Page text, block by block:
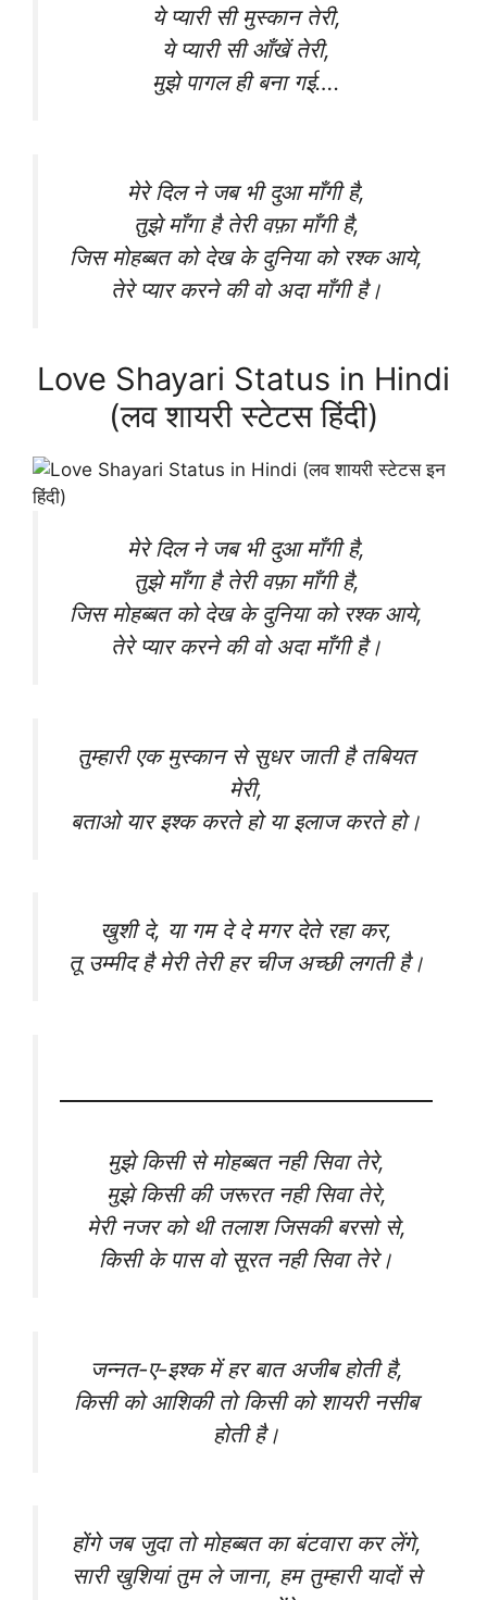
ये प्यारी सी मुस्कान तेरी,
ये प्यारी सी आँखें तेरी,
मुझे पागल ही बना गई….
मेरे दिल ने जब भी दुआ माँगी है,
तुझे माँगा है तेरी वफ़ा माँगी है,
जिस मोहब्बत को देख के दुनिया को रश्क आये,
तेरे प्यार करने की वो अदा माँगी है।
Love Shayari Status in Hindi
(लव शायरी स्टेटस हिंदी)
मेरे दिल ने जब भी दुआ माँगी है,
तुझे माँगा है तेरी वफ़ा माँगी है,
जिस मोहब्बत को देख के दुनिया को रश्क आये,
तेरे प्यार करने की वो अदा माँगी है।
तुम्हारी एक मुस्कान से सुधर जाती है तबियत
मेरी,
बताओ यार इश्क करते हो या इलाज करते हो।
खुशी दे, या गम दे दे मगर देते रहा कर,
तू उम्मीद है मेरी तेरी हर चीज अच्छी लगती है।
मुझे किसी से मोहब्बत नही सिवा तेरे,
मुझे किसी की जरूरत नही सिवा तेरे,
मेरी नजर को थी तलाश जिसकी बरसो से,
किसी के पास वो सूरत नही सिवा तेरे।
जन्नत-ए-इश्क में हर बात अजीब होती है,
किसी को आशिकी तो किसी को शायरी नसीब
होती है।
होंगे जब जुदा तो मोहब्बत का बंटवारा कर लेंगे,
सारी खुशियां तुम ले जाना, हम तुम्हारी यादों से